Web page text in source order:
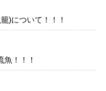
)について！！！
魚！！！